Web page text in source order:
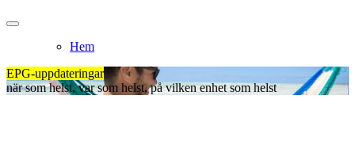
Hem
EPG-uppdateringar
när som helst, var som helst, på vilken enhet som helst